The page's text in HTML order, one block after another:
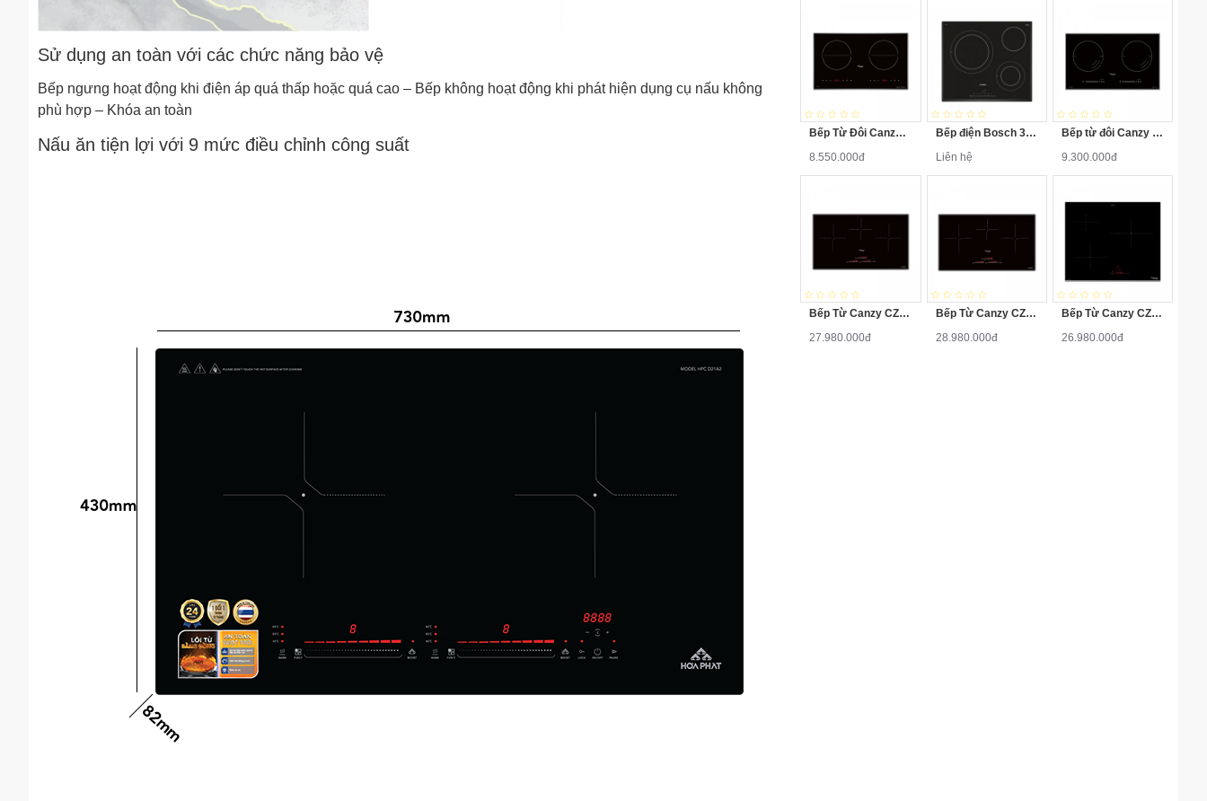
Sử dụng an toàn với các chức năng bảo vệ
Bếp ngưng hoạt động khi điện áp quá thấp hoặc quá cao – Bếp không hoạt động khi phát hiện dụng cụ nấu không
phù hợp – Khóa an toàn
Nấu ăn tiện lợi với 9 mức điều chỉnh công suất
Bếp Từ Đôi Canzy CZ-65B
8.550.000đ
Bếp điện Bosch 3 vùng nấu 60CM HMH.PKK651FP1E
Liên hệ
Bếp từ đôi Canzy CZ-68B
9.300.000đ
Bếp Từ Canzy CZ-999DHG Ba Vùng Nấu
27.980.000đ
Bếp Từ Canzy CZ-999DHI Ba Vùng Nấu
28.980.000đ
Bếp Từ Canzy CZ-999DHE Ba Vùng Nấu
26.980.000đ